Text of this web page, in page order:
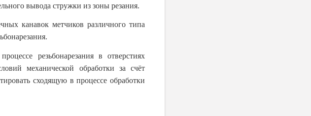
вывода стружки из зоны резания.
канавок метчиков различного типа
резьбонарезания в отверстиях
механической обработки за счёт
сходящую в процессе обработки